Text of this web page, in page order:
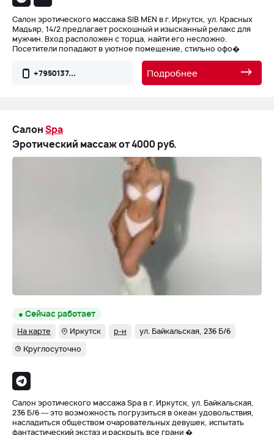
Салон эротического массажа SIB MEN в г. Иркутск, ул. Красных
Мадьяр, 14/2 предлагает роскошный и изысканный релакс для
мужчин. Вход расположен с торца, найти его несложно.
Посетители попадают в уютное помещение, стильно офо�
+7950137... Подробнее
СалонSpa
Эротический массаж от 4000 руб.
● Сейчас работает
Круглосуточно
Иркутск р-н ул. Байкальская, 236 Б/6
На карте
Салон эротического массажа Spa в г. Иркутск, ул. Байкальская,
236 Б/6 — это возможность погрузиться в океан удовольствия,
насладиться обществом очаровательных девушек, испытать
фантастический экстаз и раскрыть все грани �